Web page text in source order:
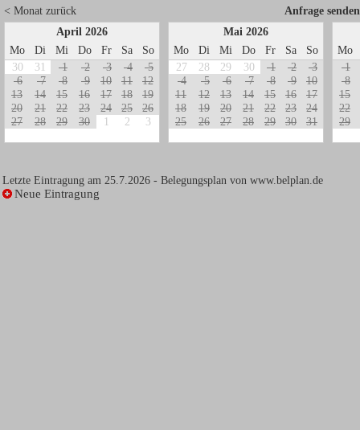
< Monat zurück
Anfrage senden
April 2026
Mo
Di Mi Do Fr Sa
So
30
31 1 2 3 4
5
6
7 8 9 10 11 12
13 14 15 16 17 18 19
20 21 22 23 24 25 26
27 28 29 30 1 2 3
Mai 2026
Mo
Di Mi Do Fr Sa
So
27
28 29 30 1 2
3
4
5 6 7 8 9 10
11 12 13 14 15 16 17
18 19 20 21 22 23 24
25 26 27 28 29 30 31
Mo
1
8
15
22
29
Letzte Eintragung am 25.7.2026 - Belegungsplan von www.belplan.de
Neue Eintragung